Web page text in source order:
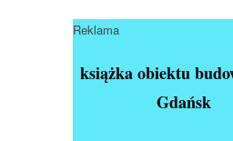
Reklama
książka obiektu
Gdańsk